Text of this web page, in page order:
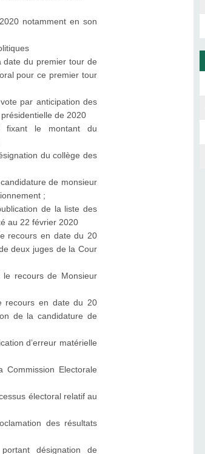
notamment en son
date du premier tour de
pour ce premier tour
par anticipation des
de 2020
fixant le montant du
du collège des
de monsieur
;
de la liste des
au 22 février 2020
recours en date du 20
deux juges de la Cour
le recours de Monsieur
recours en date du 20
de la candidature de
d’erreur matérielle
Electorale
électoral relatif au
des résultats
désignation de